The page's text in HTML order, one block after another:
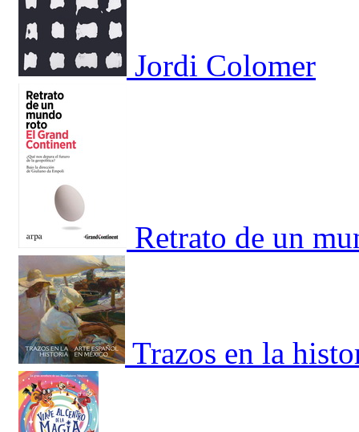
Jordi Colomer
Retrato de un
Trazos en la